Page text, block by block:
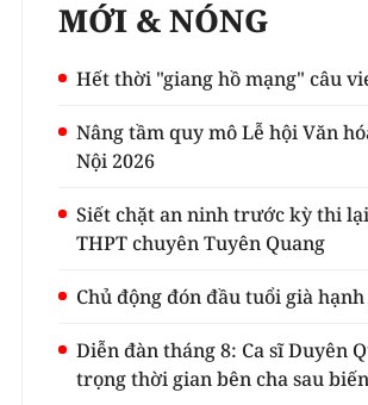
MỚI & NÓNG
Hết thời "giang hồ mạng" câu
Nâng tầm quy mô Lễ hội Văn
Nội 2026
Siết chặt an ninh trước kỳ thi
THPT chuyên Tuyên Quang
Chủ động đón đầu tuổi già
Diễn đàn tháng 8: Ca sĩ Duyên
trọng thời gian bên cha sau